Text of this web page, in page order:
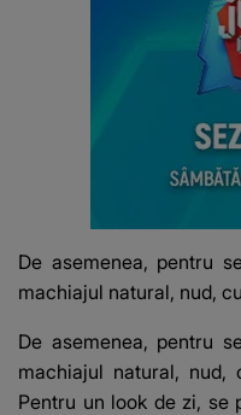
De asemenea, pentru
machiajul natural, nud,
De asemenea, pentru
machiajul natural,
Pentru un look de zi, se